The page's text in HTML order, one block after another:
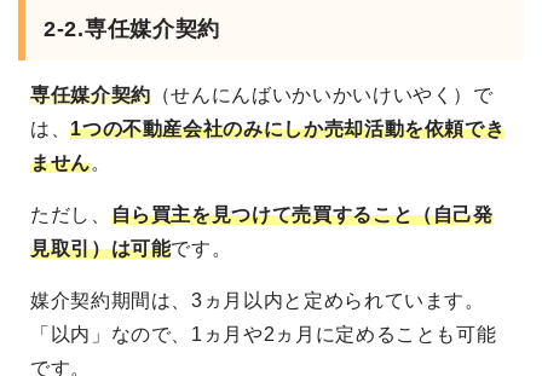
2-2.専任媒介契約
専任媒介契約（せんにんばいかいかいけいやく）で
は、1つの不動産会社のみにしか売却活動を依頼でき
ません。
ただし、 自ら買主を見つけて売買すること（自己発
見取引）は可能です。
媒介契約期間は、3ヵ月以内と定められています。
「以内」なので、1ヵ月や2ヵ月に定めることも可能
です。